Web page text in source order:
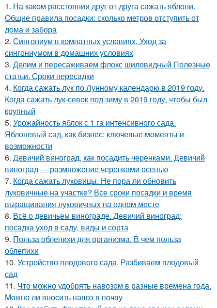
1. На каком расстоянии друг от друга сажать яблони.
Общие правила посадки: сколько метров отступить от
дома и забора
2. Сингониум в комнатных условиях. Уход за
сингониумом в домашних условиях
3. Делим и пересаживаем флокс шиловидный Полезные
статьи. Сроки пересадки
4. Когда сажать лук по Лунному календарю в 2019 году.
Когда сажать лук-севок под зиму в 2019 году, чтобы был
крупный
5. Урожайность яблок с 1 га интенсивного сада.
Яблоневый сад, как бизнес: ключевые моменты и
возможности
6. Девичий виноград, как посадить черенками. Девичий
виноград — размножение черенками осенью
7. Когда сажать луковицы. Не пора ли обновить
луковичные на участке? Все сроки посадки и время
выращивания луковичных на одном месте
8. Всё о девичьем винограде. Девичий виноград:
посадка уход в саду, виды и сорта
9. Польза облепихи для организма. В чем польза
облепихи
10. Устройство плодового сада. Разбиваем плодовый
сад
11. Что можно удобрять навозом в разные времена года.
Можно ли вносить навоз в почву